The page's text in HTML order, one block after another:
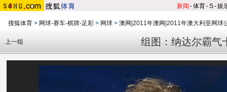
新闻 -体育-S-娱
搜狐体育 > 网球-赛车-棋牌-足彩 > 网球 > 澳网|2011年澳网|2011年澳大利亚网球
组图：纳达尔霸气
上一组